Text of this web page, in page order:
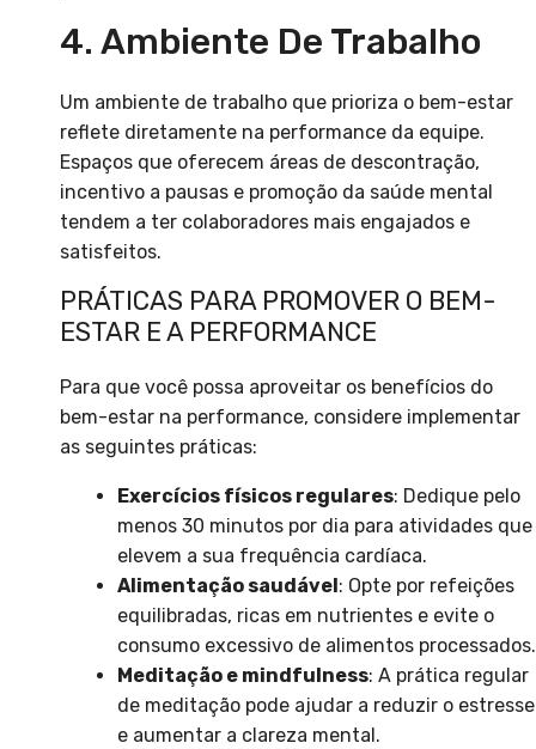
4. Ambiente De Trabalho
Um ambiente de trabalho que prioriza o bem-estar
reflete diretamente na performance da equipe.
Espaços que oferecem áreas de descontração,
incentivo a pausas e promoção da saúde mental
tendem a ter colaboradores mais engajados e
satisfeitos.
PRÁTICAS PARA PROMOVER O BEM-
ESTAR E A PERFORMANCE
Para que você possa aproveitar os benefícios do
bem-estar na performance, considere implementar
as seguintes práticas:
Exercícios físicos regulares: Dedique pelo
menos 30 minutos por dia para atividades que
elevem a sua frequência cardíaca.
Alimentação saudável : Opte por refeições
equilibradas, ricas em nutrientes e evite o
consumo excessivo de alimentos processados.
Meditação e mindfulness: A prática regular
de meditação pode ajudar a reduzir o estresse
e aumentar a clareza mental.